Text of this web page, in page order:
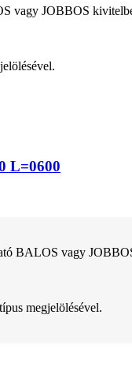
JOBBOS
L=0600
BALOS vagy
megjelölésével.